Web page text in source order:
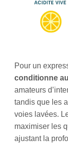
Pour un
conditionne
amateurs
tandis que les
voies lavées.
maximiser les
ajustant la